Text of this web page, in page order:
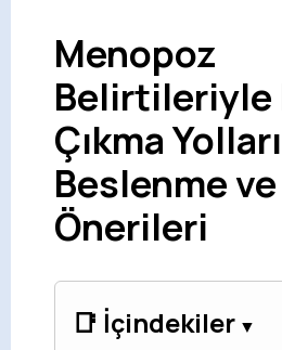
Menopoz
Belirtileriyle
Çıkma
Beslenme
Önerileri
📑 İçindekiler